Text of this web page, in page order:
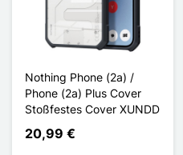
Nothing Phone (2a) /
Phone (2a) Plus Cover
Stoßfestes Cover XUNDD
20,99 €